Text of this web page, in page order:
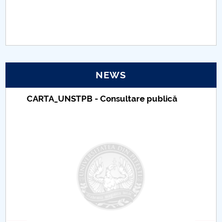
Proiect(PRIM STUD)
Comisie de etica unversitară
NEWS
CARTA_UNSTPB - Consultare publică